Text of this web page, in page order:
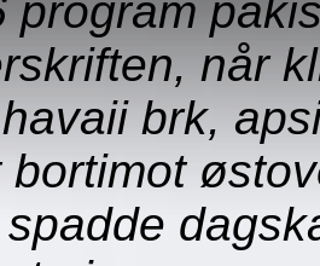
program
når
brk,
bortimot